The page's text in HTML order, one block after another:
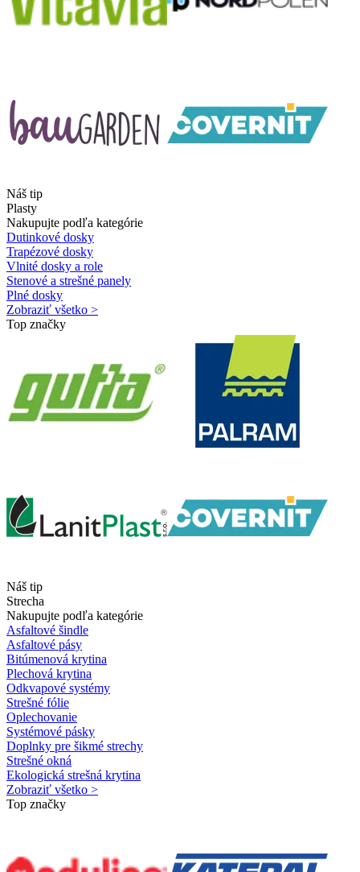
Náš tip
Plasty
Nakupujte podľa kategórie
Dutinkové dosky
Trapézové dosky
Vlnité dosky a role
Stenové a strešné panely
Plné dosky
Zobraziť všetko >
Top značky
Náš tip
Strecha
Nakupujte podľa kategórie
Asfaltové šindle
Asfaltové pásy
Bitúmenová krytina
Plechová krytina
Odkvapové systémy
Strešné fólie
Oplechovanie
Systémové pásky
Doplnky pre šikmé strechy
Strešné okná
Ekologická strešná krytina
Zobraziť všetko >
Top značky